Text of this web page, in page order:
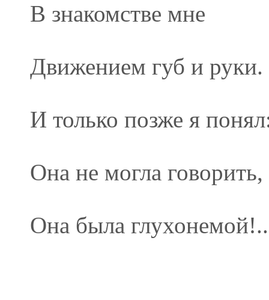
В знакомстве мне
Движением губ и руки.
И только позже я
Она не могла говорить,
Она была глухонемой!..